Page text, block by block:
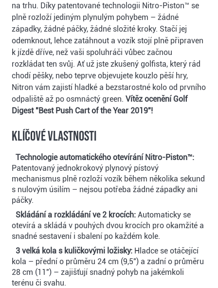
na trhu. Díky patentované technologii Nitro-Piston™ se
plně rozloží jediným plynulým pohybem – žádné
západky, žádné páčky, žádné složité kroky. Stačí jej
odemknout, lehce zatáhnout a vozík stojí plně připraven
k jízdě dříve, než vaši spoluhráči vůbec začnou
rozkládat ten svůj. Ať už jste zkušený golfista, který rád
chodí pěšky, nebo teprve objevujete kouzlo pěší hry,
Nitron vám zajistí hladké a bezstarostné kolo od prvního
odpaliště až po osmnáctý green. Vítěz ocenění Golf
Digest "Best Push Cart of the Year 2019"!
Klíčové vlastnosti
Technologie automatického otevírání Nitro-Piston™:
Patentovaný jednokrokový plynový pístový
mechanismus plně rozloží vozík během několika sekund
s nulovým úsilím – nejsou potřeba žádné západky ani
páčky.
Skládání a rozkládání ve 2 krocích: Automaticky se
otevírá a skládá v pouhých dvou krocích pro okamžité a
snadné sestavení i sbalení po každém kole.
3 velká kola s kuličkovými ložisky: Hladce se otáčející
kola – přední o průměru 24 cm (9,5") a zadní o průměru
28 cm (11") – zajišťují snadný pohyb na jakémkoli
terénu či svahu.